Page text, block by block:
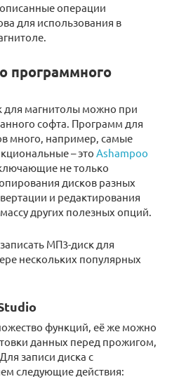
операции
для использования в
программного
для магнитолы можно при
софта. Программ для
много, например, самые
– это Ashampoo
не только
дисков разных
и редактирования
других полезных опций.
МП3-диск для
нескольких популярных
функций, её же можно
данных перед прожигом,
записи диска с
следующие действия: